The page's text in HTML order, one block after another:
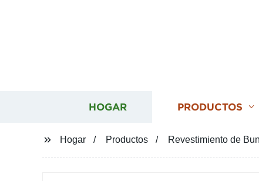
HOGAR PRODUCTOS
Hogar Productos Revestimiento de